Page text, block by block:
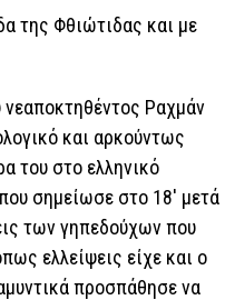
της Φθιώτιδας και με
Ραχμάν
και αρκούντως
του στο ελληνικό
σημείωσε στο 18′ μετά
των γηπεδούχων που
ελλείψεις είχε και ο
προσπάθησε να